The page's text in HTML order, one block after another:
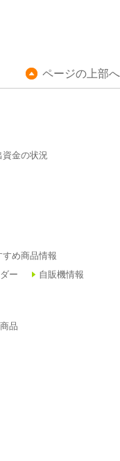
ページの上部へ
資金の状況
すめ商品情報
ー 自販機情報
品